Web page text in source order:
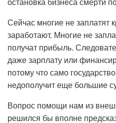
остановка бизнеса смерти
Сейчас многие не заплатят
заработают. Многие не
получат прибыль.
даже зарплату или
потому что само
недополучит еще большие
Вопрос помощи нам из
решился бы вполне